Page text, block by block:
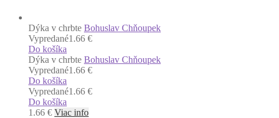
Dýka v chrbte Bohuslav Chňoupek
Vypredané1.66 €
Do košíka
Dýka v chrbte Bohuslav Chňoupek
Vypredané1.66 €
Do košíka
Vypredané1.66 €
Do košíka
1.66 € Viac info